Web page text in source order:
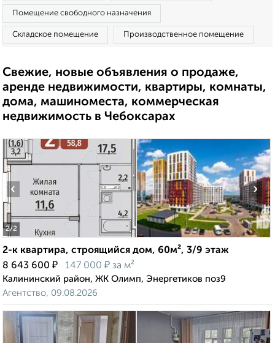
Помещение свободного назначения
Складское помещение Производственное помещение
Свежие, новые объявления о продаже,
аренде недвижимости, квартиры, комнаты,
дома, машиноместа, коммерческая
недвижимость в Чебоксарах
2/2
‹ ›
2-к квартира, строящийся дом, 60м², 3/9 этаж
8 643 600 ₽ 147 000 ₽ за м²
Калининский район, ЖК Олимп, Энергетиков поз9
Агентство, 09.08.2026